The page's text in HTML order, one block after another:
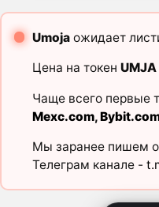
Umojaожидает
Цена на токен UMJA
Чаще всего первые
Mexc.com,
Мы заранее пишем о
Телеграм канале -